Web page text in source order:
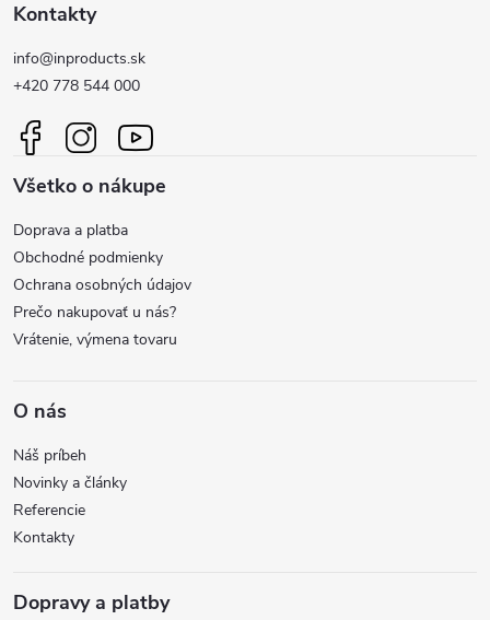
d
a
c
e
p
r
v
y
v
ý
p
i
á
p
ä
e
Kontakty
info@inproducts.sk
+420 778 544 000
Všetko o nákupe
Doprava a platba
Obchodné podmienky
Ochrana osobných údajov
Prečo nakupovať u nás?
Vrátenie, výmena tovaru
O nás
Náš príbeh
Novinky a články
Referencie
Kontakty
Dopravy a platby